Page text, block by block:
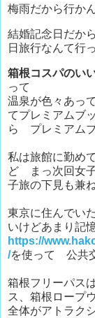
梅雨だから行か
結婚記念日だか
日旅行なんて行
箱根コスパのい
って
温泉が色々あっ
てプレミアムブ
ら プレミアム
私は旅館に勤め
ど まっ次回女
子旅の下見も兼
東京に住んでい
いけどあまり
https://
/を使って 公共
箱根フリーパス
ス、箱根ロープ
全体がアトラク